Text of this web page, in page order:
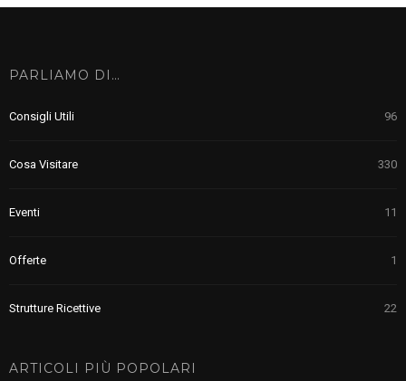
PARLIAMO DI…
Consigli Utili 96
Cosa Visitare 330
Eventi 11
Offerte 1
Strutture Ricettive 22
ARTICOLI PIÙ POPOLARI